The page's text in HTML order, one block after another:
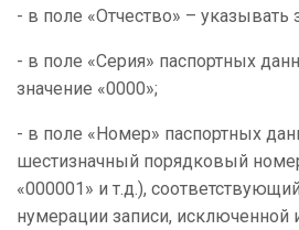
- в поле «Отчество» – указывать
- в поле «Серия» паспортных
значение «0000»;
- в поле «Номер» паспортных
шестизначный порядковый
«000001» и т.д.),
нумерации записи, исключенной